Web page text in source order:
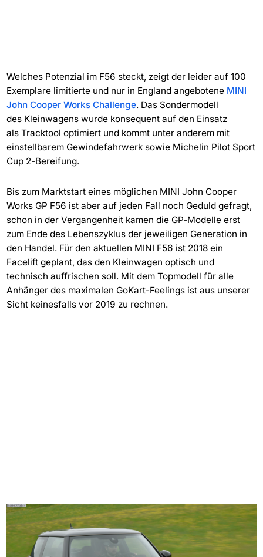
Welches Potenzial im F56 steckt, zeigt der leider auf 100
Exemplare limitierte und nur in England angebotene MINI
John Cooper Works Challenge. Das Sondermodell
des Kleinwagens wurde konsequent auf den Einsatz
als Tracktool optimiert und kommt unter anderem mit
einstellbarem Gewindefahrwerk sowie Michelin Pilot Sport
Cup 2-Bereifung.
Bis zum Marktstart eines möglichen MINI John Cooper
Works GP F56 ist aber auf jeden Fall noch Geduld gefragt,
schon in der Vergangenheit kamen die GP-Modelle erst
zum Ende des Lebenszyklus der jeweiligen Generation in
den Handel. Für den aktuellen MINI F56 ist 2018 ein
Facelift geplant, das den Kleinwagen optisch und
technisch auffrischen soll. Mit dem Topmodell für alle
Anhänger des maximalen GoKart-Feelings ist aus unserer
Sicht keinesfalls vor 2019 zu rechnen.